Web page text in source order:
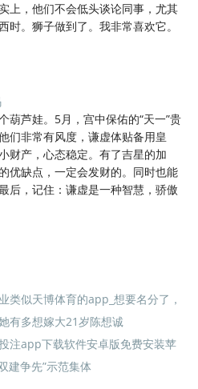
上，他们不会低头谈论同事，尤其
时。狮子做到了。我非常喜欢它。
葫芦娃。5月，宫中保佑的“天一”贵
们非常有风度，谦虚体贴备用皇
财产，心态稳定。有了吉星的加
优缺点，一定会发财的。同时也能
后，记住：谦虚是一种智慧，骄傲
类似天博体育的app_想要名分了，
有多想嫁大21岁陈想诚
注app下载软件安卓版免费安装苹
建争先”示范集体